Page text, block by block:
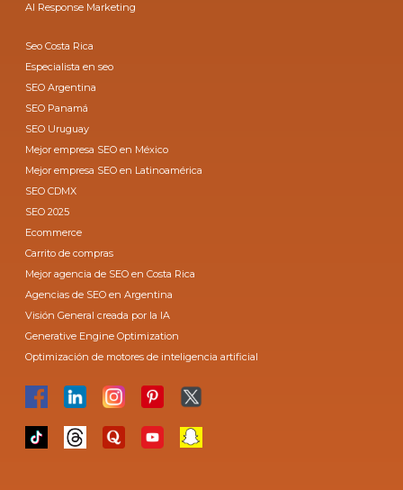
AI Response Marketing
Seo Costa Rica
Especialista en seo
SEO Argentina
SEO Panamá
SEO Uruguay
Mejor empresa SEO en México
Mejor empresa SEO en Latinoamérica
SEO CDMX
SEO 2025
Ecommerce
Carrito de compras
Mejor agencia de SEO en Costa Rica
Agencias de SEO en Argentina
Visión General creada por la IA
Generative Engine Optimization
Optimización de motores de inteligencia artificial